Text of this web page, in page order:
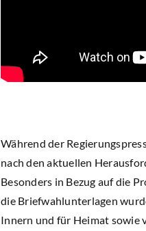
Während der
nach den aktuellen
Besonders in Bezug auf die
die Briefwahlunterlagen
Innern und für Heimat sowie